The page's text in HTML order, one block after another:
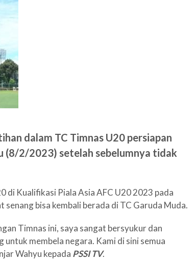
dalam TC Timnas U20 persiapan
(8/2/2023) setelah sebelumnya tidak
di Kualifikasi Piala Asia AFC U20 2023 pada
bisa kembali berada di TC Garuda Muda.
Timnas ini, saya sangat bersyukur dan
untuk membela negara. Kami di sini semua
Wahyu kepada PSSI TV.